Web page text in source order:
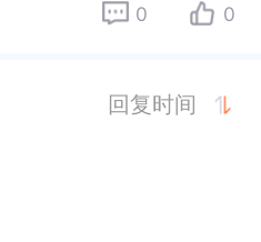
0 0
回复时间